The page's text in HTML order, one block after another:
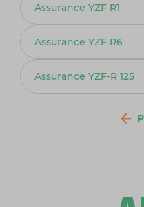
Assurance YZF R1
Assurance YZF R6
Assurance YZF-R 125